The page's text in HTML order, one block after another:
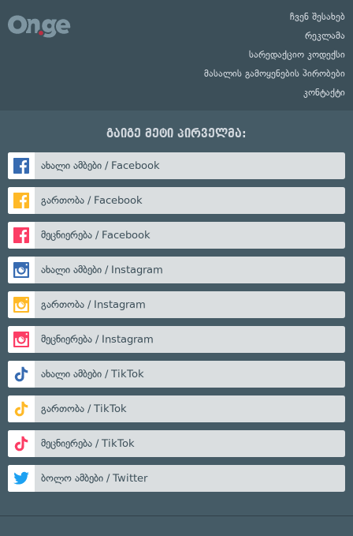
ჩვენ შესახებ
რეკლამა
სარედაქციო კოდექსი
მასალის გამოყენების პირობები
კონტაქტი
გაიგე მეტი პირველმა:
ახალი ამბები / Facebook
გართობა / Facebook
მეცნიერება / Facebook
ახალი ამბები / Instagram
გართობა / Instagram
მეცნიერება / Instagram
ახალი ამბები / TikTok
გართობა / TikTok
მეცნიერება / TikTok
ბოლო ამბები / Twitter